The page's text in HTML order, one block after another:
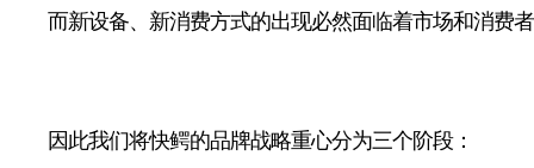
而新设备、新消费方式的出现必然面临着市场和消费
因此我们将快鳄的品牌战略重心分为三个阶段：